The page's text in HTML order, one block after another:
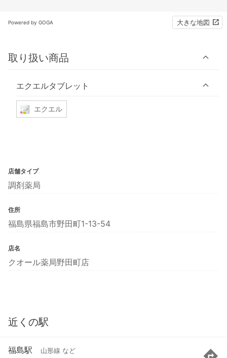
Powered by GOGA 大きな地図
取り扱い商品
エクエルタブレット
エクエル
店舗タイプ
調剤薬局
住所
福島県福島市野田町1-13-54
店名
クオール薬局野田町店
近くの駅
福島駅 山形線 など